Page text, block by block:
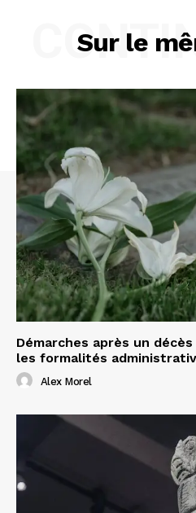
Sur le
Démarches après un
les formalités
Alex Morel